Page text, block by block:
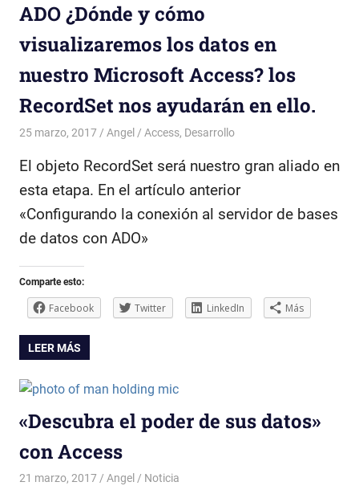
ADO ¿Dónde y cómo
visualizaremos los datos en
nuestro Microsoft Access? los
RecordSet nos ayudarán en ello.
25 marzo, 2017 Angel Access, Desarrollo
El objeto RecordSet será nuestro gran aliado en
esta etapa. En el artículo anterior
«Configurando la conexión al servidor de bases
de datos con ADO»
Comparte esto:
Facebook Twitter LinkedIn Más
LEER MÁS
«Descubra el poder de sus datos»
con Access
21 marzo, 2017 Angel Noticia